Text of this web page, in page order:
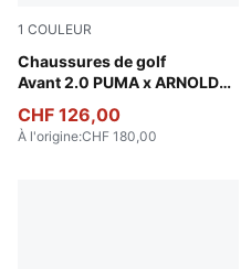
1 COULEUR
Chaussures de golf
Avant 2.0 PUMA x ARNOLD
PUMA White-Forest Green
CHF 126,00
À l'origine:CHF 180,00